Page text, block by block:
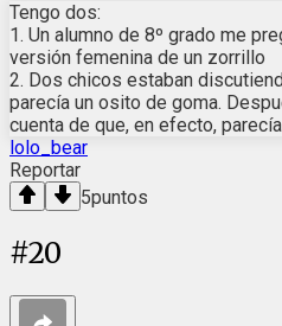
Tengo dos:
1. Un alumno de 8º grado me
versión femenina de un zorrillo
2. Dos chicos estaban
parecía un osito de goma.
cuenta de que, en efecto,
lolo_bear
Reportar
5puntos
#20